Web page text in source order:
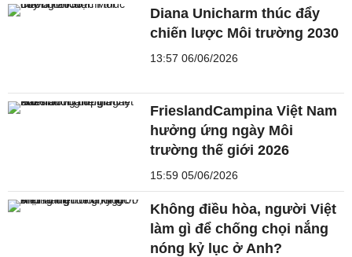
Diana Unicharm thúc đẩy
chiến lược Môi trường 2030
13:57 06/06/2026
FrieslandCampina Việt Nam
hưởng ứng ngày Môi
trường thế giới 2026
15:59 05/06/2026
Không điều hòa, người Việt
làm gì để chống chọi nắng
nóng kỷ lục ở Anh?